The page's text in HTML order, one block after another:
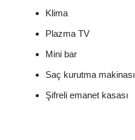
Klima
Plazma TV
Mini bar
Saç kurutma makinası
Şifreli emanet kasası